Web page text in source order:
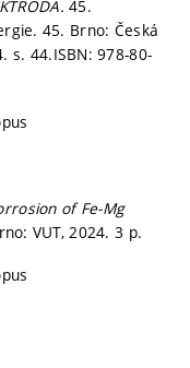
45.
45. Brno: Česká
s. 44.ISBN: 978-80-
of Fe-Mg
VUT, 2024. 3 p.